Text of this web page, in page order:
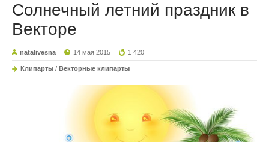
Солнечный летний праздник в
Векторе
natalivesna 14 мая 2015 1 420
Клипарты / Векторные клипарты